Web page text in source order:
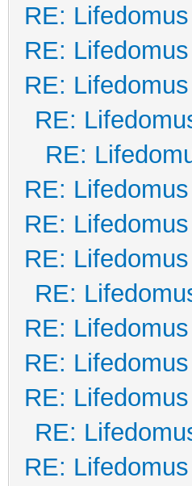
RE: Lifedomus
RE: Lifedomus
RE: Lifedomus
RE:
RE:
RE: Lifedomus
RE: Lifedomus
RE: Lifedomus
RE:
RE: Lifedomus
RE: Lifedomus
RE: Lifedomus
RE:
RE: Lifedomus